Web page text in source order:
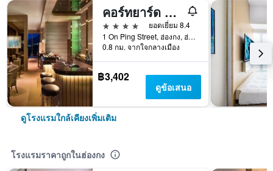
คอร์ทยาร์ด บาย แมริออท ฮ่องกง ชาทิน
4 ดาว
ยอดเยี่ยม 8.4
1 On Ping Street, ฮ่องกง, ฮ่องกง
0.8 กม. จากใจกลางเมือง
฿3,402
ดูข้อเสนอ
ดูโรงแรมใกล้เคียงเพิ่มเติม
โรงแรมราคาถูกในฮ่องกง